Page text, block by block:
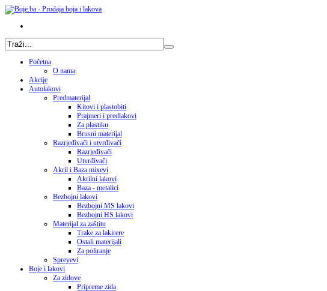
Početna
O nama
Akcije
Autolakovi
Predmaterijal
Kitovi i plastobiti
Prajmeri i predlakovi
Za plastiku
Brusni materijal
Razrjeđivači i utvrđivači
Razrjeđivači
Utvrđivači
Akril i Baza mixevi
Akrilni lakovi
Baza - metalici
Bezbojni lakovi
Bezbojni MS lakovi
Bezbojni HS lakovi
Materijal za zaštitu
Trake za lakirere
Ostali materijali
Za poliranje
Spreyevi
Boje i lakovi
Za zidove
Pripreme zida